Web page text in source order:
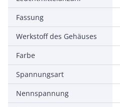
Fassung
Werkstoff des Gehäuses
Farbe
Spannungsart
Nennspannung